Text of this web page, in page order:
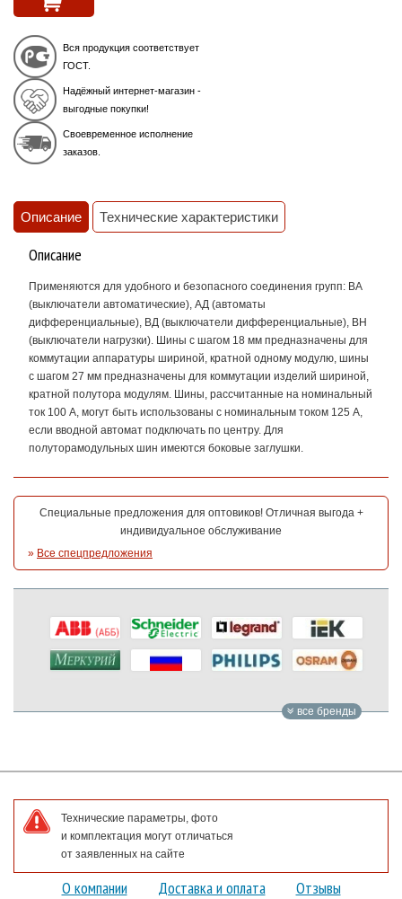
Вся продукция соответствует
ГОСТ.
Надёжный интернет-магазин -
выгодные покупки!
Своевременное исполнение
заказов.
Описание Технические характеристики
Описание
Применяются для удобного и безопасного соединения групп: ВА
(выключатели автоматические), АД (автоматы
дифференциальные), ВД (выключатели дифференциальные), ВН
(выключатели нагрузки). Шины с шагом 18 мм предназначены для
коммутации аппаратуры шириной, кратной одному модулю, шины
с шагом 27 мм предназначены для коммутации изделий шириной,
кратной полутора модулям. Шины, рассчитанные на номинальный
ток 100 А, могут быть использованы с номинальным током 125 А,
если вводной автомат подключать по центру. Для
полуторамодульных шин имеются боковые заглушки.
Специальные предложения для оптовиков! Отличная выгода +
индивидуальное обслуживание
» Все спецпредложения
все бренды
Технические параметры, фото
и комплектация могут отличаться
от заявленных на сайте
О компании Доставка и оплата
Отзывы